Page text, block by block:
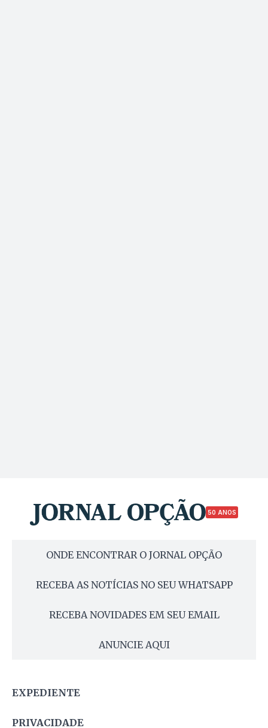
50 ANOS
ONDE ENCONTRAR O JORNAL OPÇÃO
RECEBA AS NOTÍCIAS NO SEU WHATSAPP
RECEBA NOVIDADES EM SEU EMAIL
ANUNCIE AQUI
EXPEDIENTE
PRIVACIDADE